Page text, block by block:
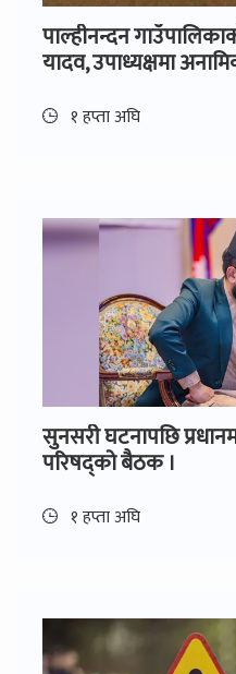
पाल्हीनन्दन
यादव, उपाध्यक्षमा
१ हप्ता अघि
सुनसरी घटनापछि
परिषद्को बैठक ।
१ हप्ता अघि